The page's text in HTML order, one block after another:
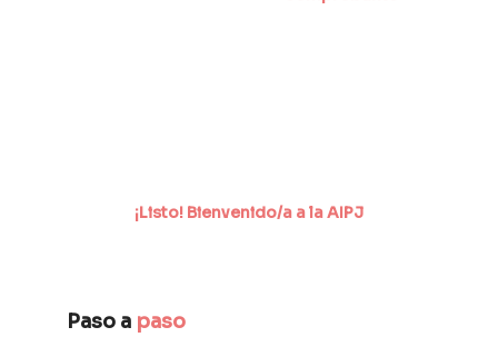
¡Listo! Bienvenido/a a la AIPJ
Paso a paso